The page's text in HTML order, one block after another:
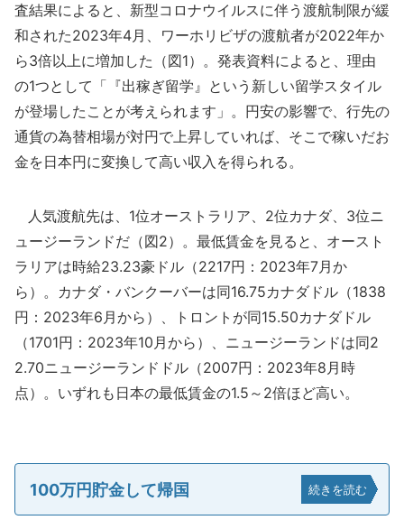
査結果によると、新型コロナウイルスに伴う渡航制限が緩
和された2023年4月、ワーホリビザの渡航者が2022年か
ら3倍以上に増加した（図1）。発表資料によると、理由
の1つとして「『出稼ぎ留学』という新しい留学スタイル
が登場したことが考えられます」。円安の影響で、行先の
通貨の為替相場が対円で上昇していれば、そこで稼いだお
金を日本円に変換して高い収入を得られる。
人気渡航先は、1位オーストラリア、2位カナダ、3位ニ
ュージーランドだ（図2）。最低賃金を見ると、オースト
ラリアは時給23.23豪ドル（2217円：2023年7月か
ら）。カナダ・バンクーバーは同16.75カナダドル（1838
円：2023年6月から）、トロントが同15.50カナダドル
（1701円：2023年10月から）、ニュージーランドは同2
2.70ニュージーランドドル（2007円：2023年8月時
点）。いずれも日本の最低賃金の1.5～2倍ほど高い。
100万円貯金して帰国 続きを読む